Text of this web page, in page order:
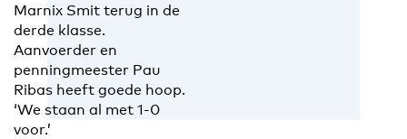
Marnix Smit terug in de
derde klasse.
Aanvoerder en
penningmeester Pau
Ribas heeft goede hoop.
‘We staan al met 1-0
voor.’